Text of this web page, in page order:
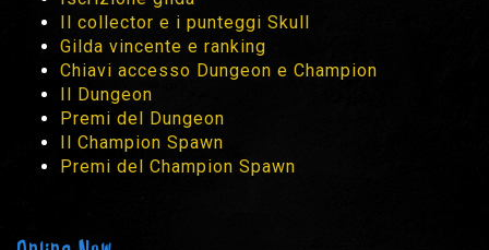
Il collector e i punteggi Skull
Gilda vincente e ranking
Chiavi accesso Dungeon e Champion
Il Dungeon
Premi del Dungeon
Il Champion Spawn
Premi del Champion Spawn